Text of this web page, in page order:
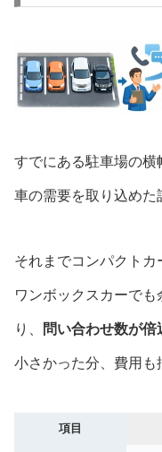
すでにある駐車場の横
車の需要を取り込めた
それまでコンパクトカ
ワンボックスカーで
り、 問い合わせ数が倍
小さかった分、費用も
項目